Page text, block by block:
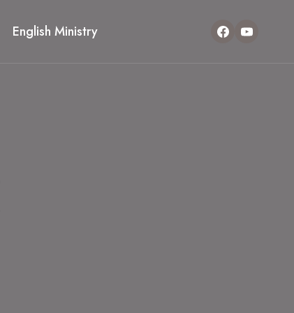
English Ministry